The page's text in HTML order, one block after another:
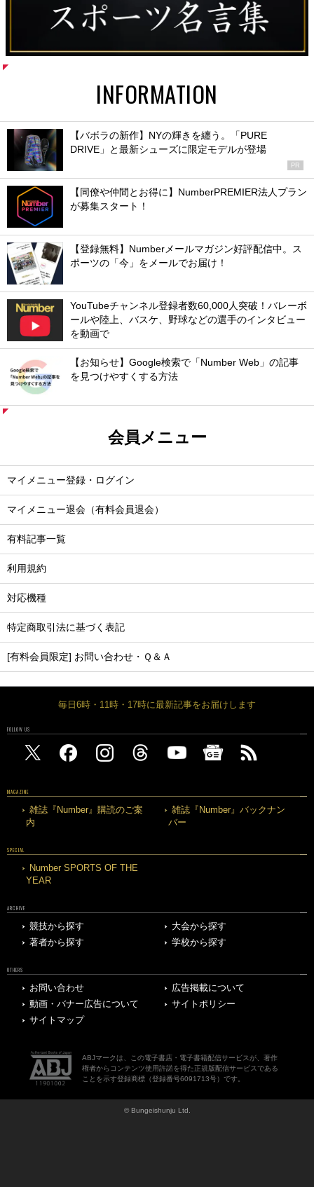
INFORMATION
【バボラの新作】NYの輝きを纏う。「PURE
DRIVE」と最新シューズに限定モデルが登場
PR
【同僚や仲間とお得に】NumberPREMIER法人プラン
が募集スタート！
【登録無料】Numberメールマガジン好評配信中。ス
ポーツの「今」をメールでお届け！
YouTubeチャンネル登録者数60,000人突破！バレーボ
ールや陸上、バスケ、野球などの選手のインタビュー
を動画で
【お知らせ】Google検索で「Number Web」の記事
を見つけやすくする方法
会員メニュー
マイメニュー登録・ログイン
マイメニュー退会（有料会員退会）
有料記事一覧
利用規約
対応機種
特定商取引法に基づく表記
[有料会員限定] お問い合わせ・Ｑ＆Ａ
毎日6時・11時・17時に最新記事をお届けします
FOLLOW US
MAGAZINE
雑誌『Number』購読のご案
内
雑誌『Number』バックナン
バー
SPECIAL
Number SPORTS OF THE
YEAR
ARCHIVE
競技から探す
大会から探す
著者から探す
学校から探す
OTHERS
お問い合わせ
広告掲載について
動画・バナー広告について
サイトポリシー
サイトマップ
ABJマークは、この電子書店・電子書籍配信サービスが、著作
権者からコンテンツ使用許諾を得た正規版配信サービスである
ことを示す登録商標（登録番号6091713号）です。
© Bungeishunju Ltd.